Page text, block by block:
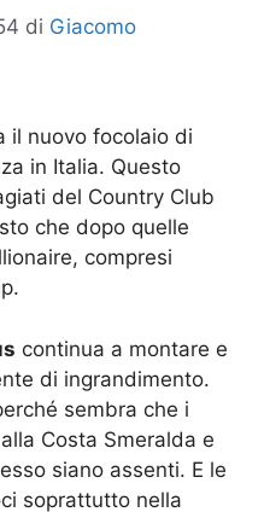
di Giacomo
il nuovo focolaio di
in Italia. Questo
del Country Club
che dopo quelle
compresi
continua a montare e
di ingrandimento.
sembra che i
Costa Smeralda e
siano assenti. E le
soprattutto nella